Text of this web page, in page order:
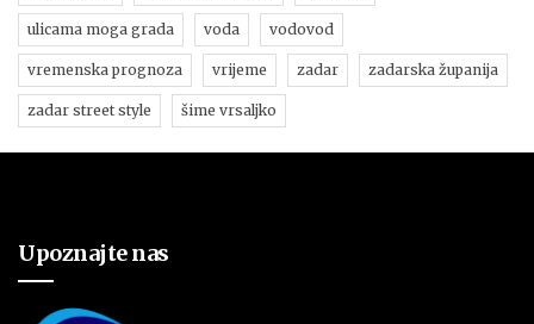
ulicama moga grada voda vodovod
vremenska prognoza vrijeme zadar zadarska županija
zadar street style šime vrsaljko
Upoznajte nas